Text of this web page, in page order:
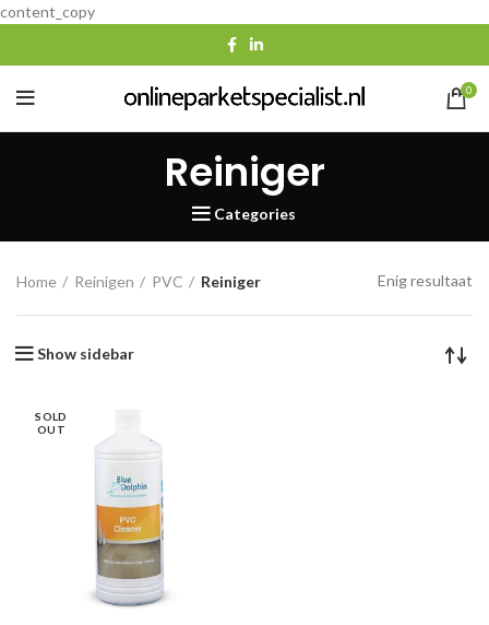
content_copy
0
Reiniger
Categories
Home Reinigen PVC Reiniger Enig resultaat
Show sidebar
SOLD
OUT